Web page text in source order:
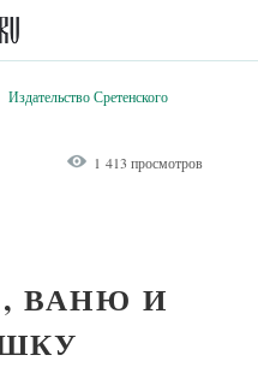
Издательство Сретенского
1 413 просмотров
ВАНЮ И